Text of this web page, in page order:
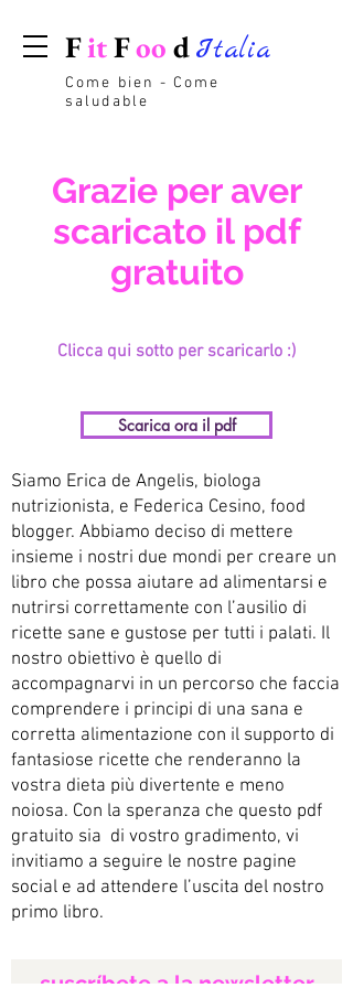
FitFoo dItalia
Come bien - Come
saludable
Grazie per aver
scaricato il pdf
gratuito
Clicca qui sotto per scaricarlo :)
Scarica ora il pdf
Siamo Erica de Angelis, biologa
nutrizionista, e Federica Cesino, food
blogger. Abbiamo deciso di mettere
insieme i nostri due mondi per creare un
libro che possa aiutare ad alimentarsi e
nutrirsi correttamente con l’ausilio di
ricette sane e gustose per tutti i palati. Il
nostro obiettivo è quello di
accompagnarvi in un percorso che faccia
comprendere i principi di una sana e
corretta alimentazione con il supporto di
fantasiose ricette che renderanno la
vostra dieta più divertente e meno
noiosa. Con la speranza che questo pdf
gratuito sia di vostro gradimento, vi
invitiamo a seguire le nostre pagine
social e ad attendere l’uscita del nostro
primo libro.